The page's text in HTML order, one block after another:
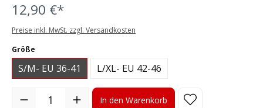
12,90 €*
Preise inkl. MwSt. zzgl. Versandkosten
Größe
S/M- EU 36-41 L/XL- EU 42-46
Produkt Anzahl: Gib den gewünschten Wert ein oder benutze
In den Warenkorb